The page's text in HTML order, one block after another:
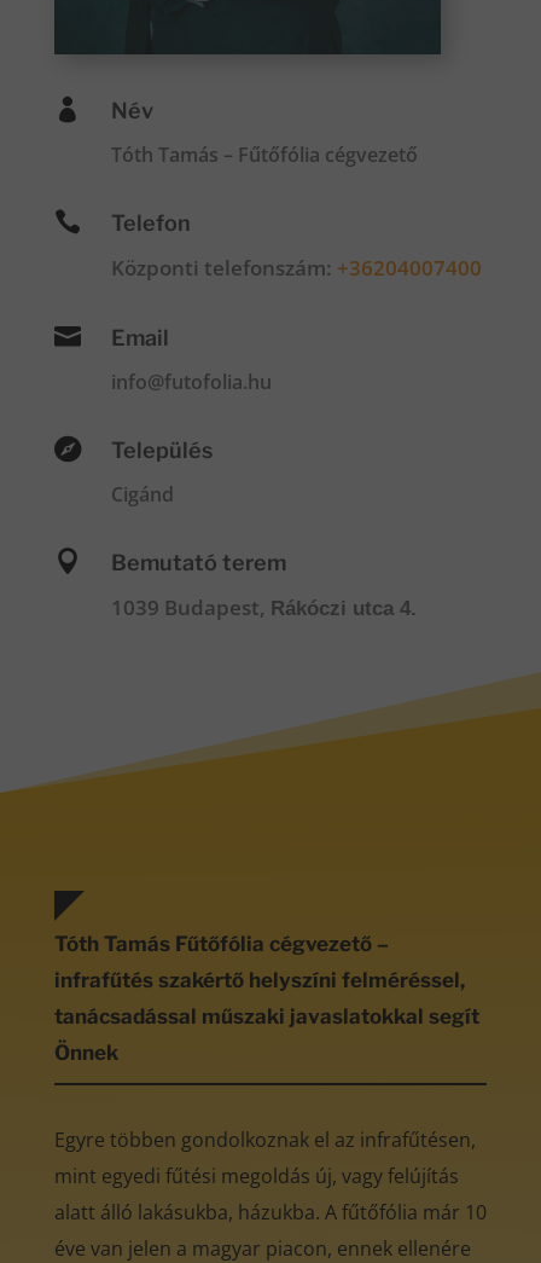
 Név
Tóth Tamás – Fűtőfólia cégvezető
 Telefon
Központi telefonszám: +36204007400
 Email
info@futofolia.hu
 Település
Cigánd
 Bemutató terem
1039 Budapest, Rákóczi utca 4.
Tóth Tamás Fűtőfólia cégvezető –
infrafűtés szakértő helyszíni felméréssel,
tanácsadással műszaki javaslatokkal segít
Önnek
Egyre többen gondolkoznak el az infrafűtésen,
mint egyedi fűtési megoldás új, vagy felújítás
alatt álló lakásukba, házukba. A fűtőfólia már 10
éve van jelen a magyar piacon, ennek ellenére